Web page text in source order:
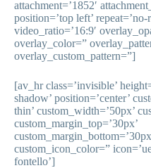
attachment=’1852′
position=’top left’ repeat=’no-
video_ratio=’16:9′
overlay_color=”
overlay_custom_pattern=”]
[av_hr class=’invisible’
shadow’ position=’center’
thin’ custom_width=’50px’
custom_margin_top=’30px’
custom_icon_color=”
fontello’]